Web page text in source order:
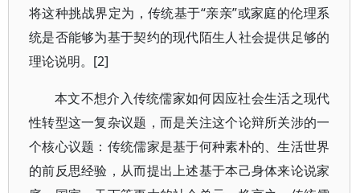
将这种挑战界定为，传统基于“亲亲”或家庭的伦理系
统是否能够为基于契约的现代陌生人社会提供足够的
理论说明。[2]
本文不想介入传统儒家如何因应社会生活之现代
性转型这一复杂议题，而是关注这个论辩所关涉的一
个核心议题：传统儒家是基于何种素朴的、生活世界
的前反思经验，从而提出上述基于本己身体来论说家